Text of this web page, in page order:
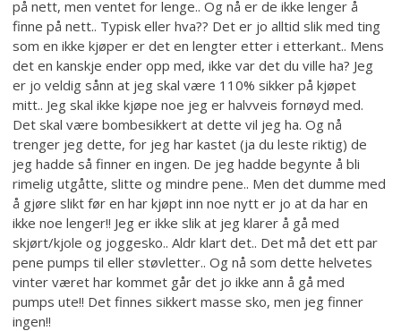
på nett, men ventet for lenge.. Og nå er de ikke lenger å
finne på nett.. Typisk eller hva?? Det er jo alltid slik med ting
som en ikke kjøper er det en lengter etter i etterkant.. Mens
det en kanskje ender opp med, ikke var det du ville ha? Jeg
er jo veldig sånn at jeg skal være 110% sikker på kjøpet
mitt.. Jeg skal ikke kjøpe noe jeg er halvveis fornøyd med.
Det skal være bombesikkert at dette vil jeg ha. Og nå
trenger jeg dette, for jeg har kastet (ja du leste riktig) de
jeg hadde så finner en ingen. De jeg hadde begynte å bli
rimelig utgåtte, slitte og mindre pene.. Men det dumme med
å gjøre slikt før en har kjøpt inn noe nytt er jo at da har en
ikke noe lenger!! Jeg er ikke slik at jeg klarer å gå med
skjørt/kjole og joggesko.. Aldr klart det.. Det må det ett par
pene pumps til eller støvletter.. Og nå som dette helvetes
vinter været har kommet går det jo ikke ann å gå med
pumps ute!! Det finnes sikkert masse sko, men jeg finner
ingen!!